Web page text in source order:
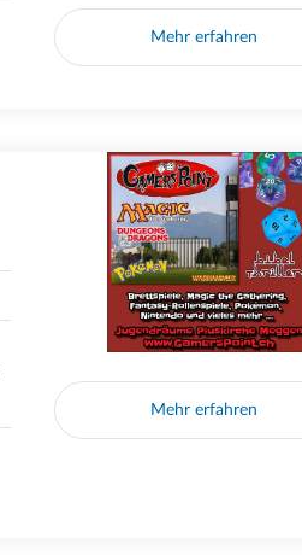
Mehr erfahren
Mehr erfahren